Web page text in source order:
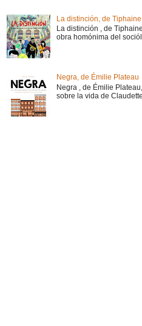
La distinción, de
La distinción , de
obra homónima del
Negra, de Émilie Plateau
Negra , de Émilie
sobre la vida de